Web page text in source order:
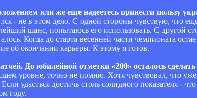
или же еще надеетесь принести пользу
- не в этом дело. С одной стороны чувствую, что еще
шанс, попытаюсь его использовать. С другой
Когда до старта весенней части чемпионата
об окончании карьеры. К этому я готов.
До юбилейной отметки «200» осталось сделать
уровне, точно не помню. Хотя чувствовал, что
удасться достичь столь солидного показателя -
году.